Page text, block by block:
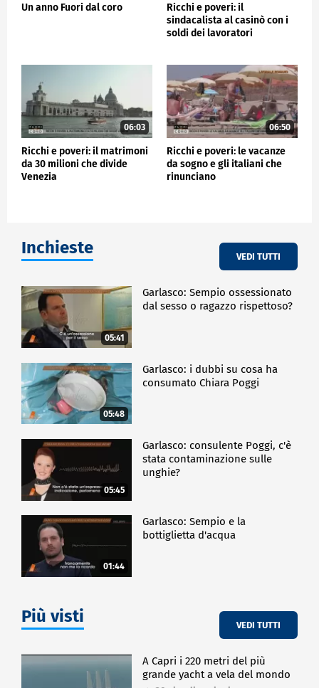
Un anno Fuori dal coro
Ricchi e poveri: il
sindacalista al casinò con i
soldi dei lavoratori
06:03
Ricchi e poveri: il matrimoni
da 30 milioni che divide
Venezia
06:50
Ricchi e poveri: le vacanze
da sogno e gli italiani che
rinunciano
Inchieste VEDI TUTTI
05:41
Garlasco: Sempio ossessionato
dal sesso o ragazzo rispettoso?
05:48
Garlasco: i dubbi su cosa ha
consumato Chiara Poggi
05:45
Garlasco: consulente Poggi, c'è
stata contaminazione sulle
unghie?
01:44
Garlasco: Sempio e la
bottiglietta d'acqua
Più visti VEDI TUTTI
A Capri i 220 metri del più
grande yacht a vela del mondo